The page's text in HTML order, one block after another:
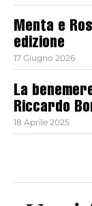
Menta e
edizione
17 Giugno 2026
La
Riccardo
18 Aprile 2025